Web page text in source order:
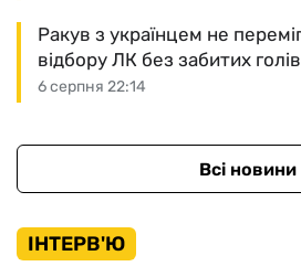
6 серпня 22:14
Ракув з українцем не
відбору ЛК без забитих голів
Всі новини
ІНТЕРВ'Ю